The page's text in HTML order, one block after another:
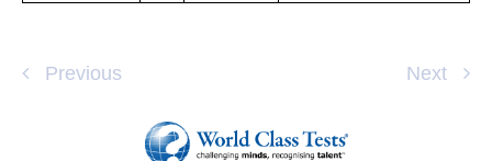
Previous Next